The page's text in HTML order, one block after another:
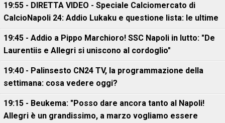
19:55 - DIRETTA VIDEO - Speciale Calciomercato di
CalcioNapoli 24: Addio Lukaku e questione lista: le ultime
19:45 - Addio a Pippo Marchioro! SSC Napoli in lutto: "De
Laurentiis e Allegri si uniscono al cordoglio"
19:40 - Palinsesto CN24 TV, la programmazione della
settimana: cosa vedere oggi?
19:15 - Beukema: "Posso dare ancora tanto al Napoli!
Allegri è un grandissimo, a marzo vogliamo essere